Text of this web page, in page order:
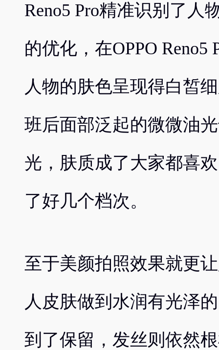
Reno5 Pro精准识别了人
的优化，在OPPO
人物的肤色呈现得白皙
班后面部泛起的微微油
光，肤质成了大家都喜
了好几个档次。
至于美颜拍照效果就更
人皮肤做到水润有光泽
到了保留，发丝则依然